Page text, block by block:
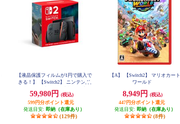
【液晶保護フィルムが1円で購入で
きる！】 【Switch2】 ニンテンド
用）
59,980円
(税込)
599円分ポイント還元
発送目安: 即納（在庫あり）
(129件)
【A】 【Switch2】 マリオカート
ワールド
8,949円
(税込)
447円分ポイント還元
発送目安: 即納（在庫あり）
(8件)